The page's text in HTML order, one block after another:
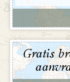
Gratis